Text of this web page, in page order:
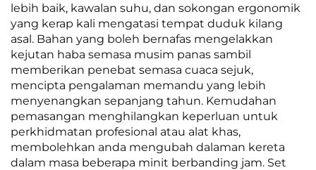
lebih baik, kawalan suhu, dan sokongan ergonomik
yang kerap kali mengatasi tempat duduk kilang
asal. Bahan yang boleh bernafas mengelakkan
kejutan haba semasa musim panas sambil
memberikan penebat semasa cuaca sejuk,
mencipta pengalaman memandu yang lebih
menyenangkan sepanjang tahun. Kemudahan
pemasangan menghilangkan keperluan untuk
perkhidmatan profesional atau alat khas,
membolehkan anda mengubah dalaman kereta
dalam masa beberapa minit berbanding jam. Set